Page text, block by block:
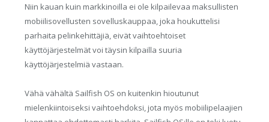
Niin kauan kuin markkinoilla ei ole kilpailevaa maksullisten
mobiilisovellusten sovelluskauppaa, joka houkuttelisi
parhaita pelinkehittäjiä, eivät vaihtoehtoiset
käyttöjärjestelmät voi täysin kilpailla suuria
käyttöjärjestelmiä vastaan.
Vähä vähältä Sailfish OS on kuitenkin hioutunut
mielenkiintoiseksi vaihtoehdoksi, jota myös mobiilipelaajien